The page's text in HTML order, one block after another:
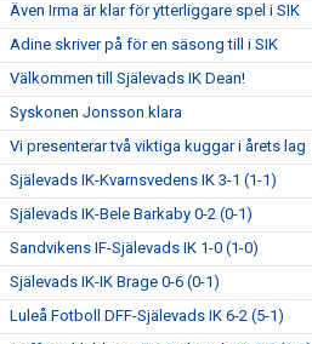
Även Irma är klar för ytterliggare spel i SIK
Adine skriver på för en säsong till i SIK
Välkommen till Själevads IK Dean!
Syskonen Jonsson klara
Vi presenterar två viktiga kuggar i årets lag
Själevads IK-Kvarnsvedens IK 3-1 (1-1)
Själevads IK-Bele Barkaby 0-2 (0-1)
Sandvikens IF-Själevads IK 1-0 (1-0)
Själevads IK-IK Brage 0-6 (0-1)
Luleå Fotboll DFF-Själevads IK 6-2 (5-1)